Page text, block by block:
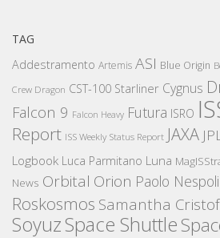
TAG
Addestramento Artemis ASI Blue Origin
Crew Dragon CST-100 Starliner Cygnus
Falcon 9 Falcon Heavy Futura ISRO
Report ISS Weekly Status Report JAXA
Logbook Luca Parmitano Luna
News Orbital Orion Paolo Nespoli
Roskosmos Samantha
SoyuzSpace Shuttle